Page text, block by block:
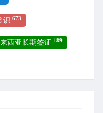
识 673
西亚长期签证 189